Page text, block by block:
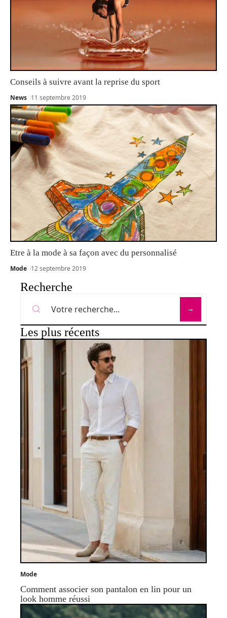
Conseils à suivre avant la reprise du sport
News 11 septembre 2019
Etre à la mode à sa façon avec du personnalisé
Mode 12 septembre 2019
Recherche
Les plus récents
Mode
Comment associer son pantalon en lin pour un
look homme réussi